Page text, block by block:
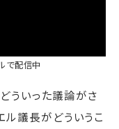
で配信中
ういった議論がさ
ル議長がどういうこ